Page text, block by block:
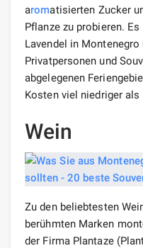
aromatisierten Zucker
Pflanze zu probieren.
Lavendel in
Privatpersonen und
abgelegenen
Kosten viel niedriger
Wein
Zu den beliebtesten
berühmten Marken
der Firma Plantaze